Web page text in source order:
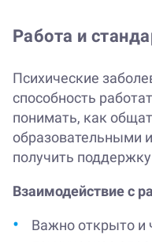
Работа и
Психические
способность
понимать, как
образовательными
получить
Взаимодействие с
Важно открыто и